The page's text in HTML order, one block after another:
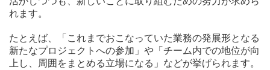
れます。
たとえば、「これまでおこなっていた業務の発展形となる
新たなプロジェクトへの参加」や「チーム内での地位が向
上し、周囲をまとめる立場になる」などが挙げられます。